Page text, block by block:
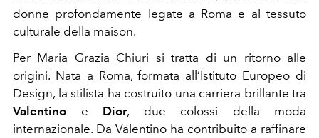
donne profondamente legate a Roma e al tessuto
culturale della maison.
Per Maria Grazia Chiuri si tratta di un ritorno alle
origini. Nata a Roma, formata all’Istituto Europeo di
Design, la stilista ha costruito una carriera brillante tra
Valentino e Dior, due colossi della moda
internazionale. Da Valentino ha contribuito a raffinare